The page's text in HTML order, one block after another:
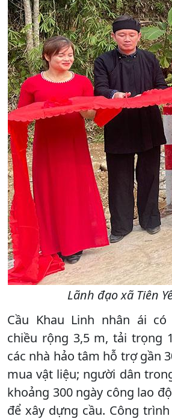
Lãnh đạo xã Tiên
Cầu Khau Linh nhân ái
chiều rộng 3,5 m, tải trọng
các nhà hảo tâm hỗ trợ gần
mua vật liệu; người dân
khoảng 300 ngày công lao
để xây dựng cầu. Công